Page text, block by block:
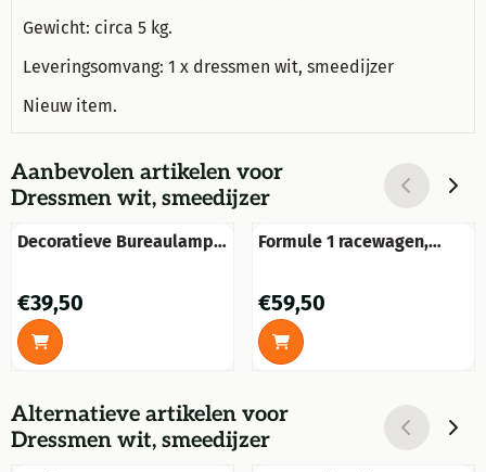
Gewicht: circa 5 kg.
Leveringsomvang: 1 x dressmen wit, smeedijzer
Nieuw item.
Aanbevolen artikelen voor
Dressmen wit, smeedijzer
Decoratieve Bureaulamp -
Prijs: 39,50
€39,50
Formule 1 racewagen,
Prijs: 59,50
€59,50
Alternatieve artikelen voor
Dressmen wit, smeedijzer